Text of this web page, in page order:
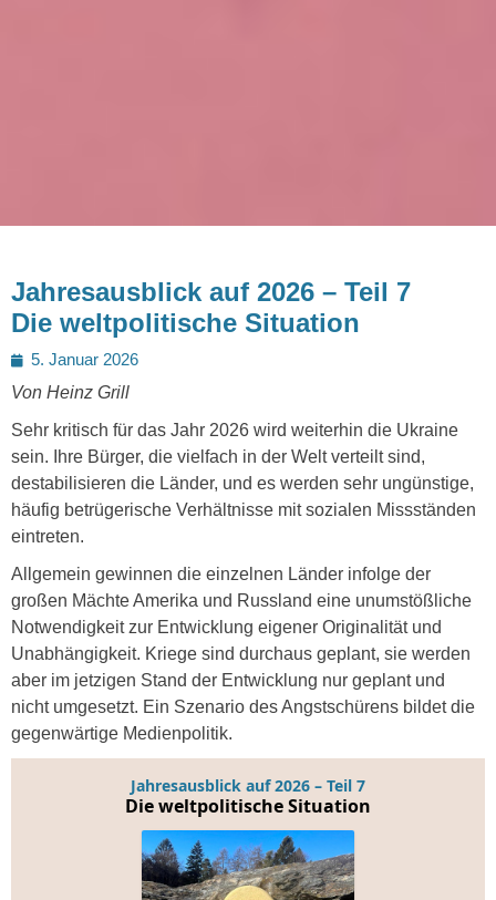
Jahresausblick auf 2026 – Teil 7
Die weltpolitische Situation
Posted
on
5. Januar 2026
Von Heinz Grill
Sehr kritisch für das Jahr 2026 wird weiterhin die Ukraine
sein. Ihre Bürger, die vielfach in der Welt verteilt sind,
destabilisieren die Länder, und es werden sehr ungünstige,
häufig betrügerische Verhältnisse mit sozialen Missständen
eintreten.
Allgemein gewinnen die einzelnen Länder infolge der
großen Mächte Amerika und Russland eine unumstößliche
Notwendigkeit zur Entwicklung eigener Originalität und
Unabhängigkeit. Kriege sind durchaus geplant, sie werden
aber im jetzigen Stand der Entwicklung nur geplant und
nicht umgesetzt. Ein Szenario des Angstschürens bildet die
gegenwärtige Medienpolitik.